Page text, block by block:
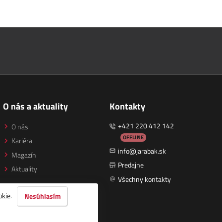
O nás a aktuality
O nás
Kariéra
Magazín
Aktuality
Kontakty
+421 220 412 142
OFFLINE
info@jarabak.sk
Predajne
Všechny kontakty
. Nesúhlasím